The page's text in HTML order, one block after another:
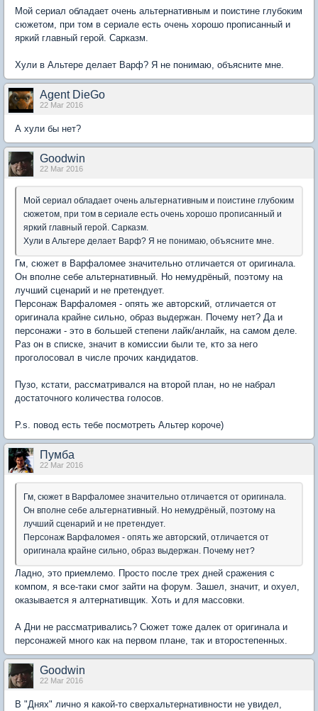
Мой сериал обладает очень альтернативным и поистине глубоким
сюжетом, при том в сериале есть очень хорошо прописанный и
яркий главный герой. Сарказм.
Хули в Альтере делает Варф? Я не понимаю, объясните мне.
Agent DieGo
22 Mar 2016
А хули бы нет?
Goodwin
22 Mar 2016
Мой сериал обладает очень альтернативным и поистине глубоким
сюжетом, при том в сериале есть очень хорошо прописанный и
яркий главный герой. Сарказм.
Хули в Альтере делает Варф? Я не понимаю, объясните мне.
Гм, сюжет в Варфаломее значительно отличается от оригинала.
Он вполне себе альтернативный. Но немудрёный, поэтому на
лучший сценарий и не претендует.
Персонаж Варфаломея - опять же авторский, отличается от
оригинала крайне сильно, образ выдержан. Почему нет? Да и
персонажи - это в большей степени лайк/анлайк, на самом деле.
Раз он в списке, значит в комиссии были те, кто за него
проголосовал в числе прочих кандидатов.
Пузо, кстати, рассматривался на второй план, но не набрал
достаточного количества голосов.
P.s. повод есть тебе посмотреть Альтер короче)
Пумба
22 Mar 2016
Гм, сюжет в Варфаломее значительно отличается от оригинала.
Он вполне себе альтернативный. Но немудрёный, поэтому на
лучший сценарий и не претендует.
Персонаж Варфаломея - опять же авторский, отличается от
оригинала крайне сильно, образ выдержан. Почему нет?
Ладно, это приемлемо. Просто после трех дней сражения с
компом, я все-таки смог зайти на форум. Зашел, значит, и охуел,
оказывается я алтернативщик. Хоть и для массовки.
А Дни не рассматривались? Сюжет тоже далек от оригинала и
персонажей много как на первом плане, так и второстепенных.
Goodwin
22 Mar 2016
В "Днях" лично я какой-то сверхальтернативности не увидел,